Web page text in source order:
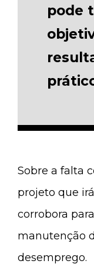
pode
Sobre a falta
projeto que
corrobora
manutenção
desemprego.